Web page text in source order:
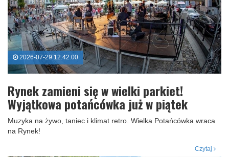
2026-07-29 12:42:00
Rynek zamieni się w wielki parkiet!
Wyjątkowa potańcówka już w piątek
Muzyka na żywo, taniec i klimat retro. Wielka Potańcówka wraca
na Rynek!
Czytaj